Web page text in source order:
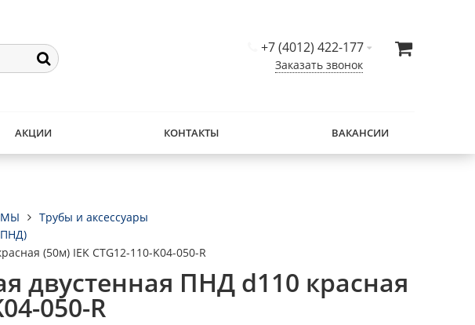
+7 (4012) 422-177
Заказать звонок
АКЦИИ КОНТАКТЫ ВАКАНСИИ
Трубы и аксессуары
(50м) IEK CTG12-110-K04-050-R
двустенная ПНД d110 красная
050-R